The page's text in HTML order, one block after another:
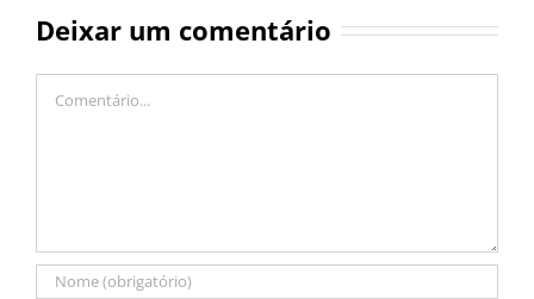
Deixar um comentário